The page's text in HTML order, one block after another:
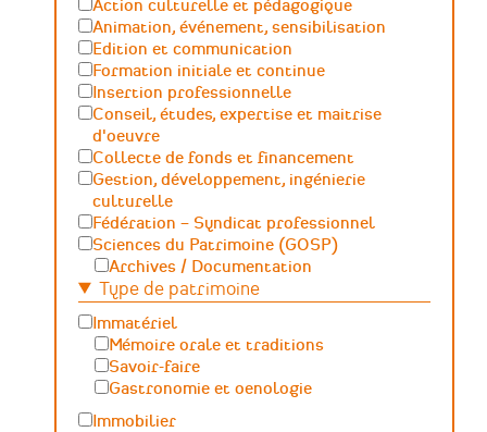
Action culturelle et pédagogique
Animation, événement, sensibilisation
Edition et communication
Formation initiale et continue
Insertion professionnelle
Conseil, études, expertise et maitrise
d'oeuvre
Collecte de fonds et financement
Gestion, développement, ingénierie
culturelle
Fédération – Syndicat professionnel
Sciences du Patrimoine (GOSP)
Archives / Documentation
Conservation du patrimoine et
Humanités numériques
Relations Publiques (médiation
culturelle et valorisation)
Sciences des matériaux et de l'ingénierie
Type de patrimoine
Immatériel
Mémoire orale et traditions
Savoir-faire
Gastronomie et oenologie
Immobilier